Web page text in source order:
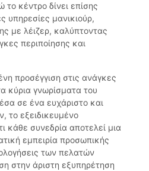
το κέντρο δίνει επίσης
μανικιούρ,
με λέιζερ, καλύπτοντας
περιποίησης και
προσέγγιση στις ανάγκες
κύρια γνωρίσματα του
σε ένα ευχάριστο και
το εξειδικευμένο
κάθε συνεδρία αποτελεί μια
εμπειρία προσωπικής
των πελατών
στην άριστη εξυπηρέτηση